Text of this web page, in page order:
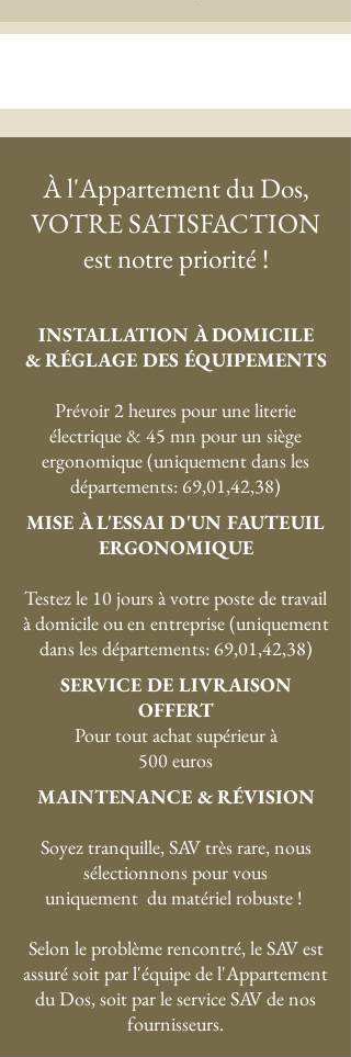
À l'Appartement du Dos,
VOTRE SATISFACTION
est notre priorité !
INSTALLATION À DOMICILE
& RÉGLAGE DES ÉQUIPEMENTS
Prévoir 2 heures pour une literie
électrique & 45 mn pour un siège
ergonomique (uniquement dans les
départements: 69,01,42,38)
MISE À L'ESSAI D'UN FAUTEUIL
ERGONOMIQUE
Testez le 10 jours à votre poste de travail
à domicile ou en entreprise (uniquement
dans les départements: 69,01,42,38)
SERVICE DE LIVRAISON
OFFERT
Pour tout achat supérieur à
500 euros
MAINTENANCE & RÉVISION
Soyez tranquille, SAV très rare, nous
sélectionnons pour vous
uniquement du matériel robuste !
Selon le problème rencontré, le SAV est
assuré soit par l'équipe de l'Appartement
du Dos, soit par le service SAV de nos
fournisseurs.